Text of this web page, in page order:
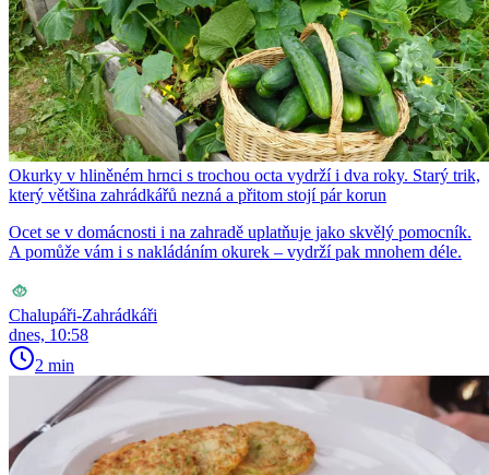
Okurky v hliněném hrnci s trochou octa vydrží i dva roky. Starý trik,
který většina zahrádkářů nezná a přitom stojí pár korun
Ocet se v domácnosti i na zahradě uplatňuje jako skvělý pomocník.
A pomůže vám i s nakládáním okurek – vydrží pak mnohem déle.
Chalupáři-Zahrádkáři
dnes, 10:58
2 min